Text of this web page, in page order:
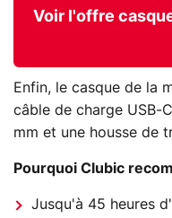
Voir l'offre
Enfin, le casque de la
câble de charge USB-
mm et une housse de
Pourquoi Clubic
Jusqu'à 45 heures